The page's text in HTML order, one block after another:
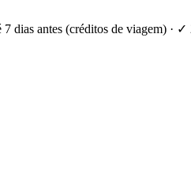
dias antes (créditos de viagem) · ✓